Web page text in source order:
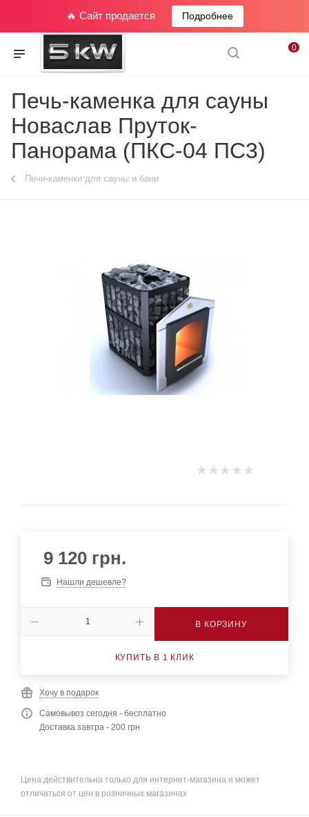
🔥 Сайт продается Подробнее
0
Печь-каменка для сауны
Новаслав Пруток-
Панорама (ПКС-04 ПС3)
Печи-каменки для сауны и бани
9 120 грн.
Нашли дешевле?
В КОРЗИНУ
КУПИТЬ В 1 КЛИК
Хочу в подарок
Самовывоз сегодня - бесплатно
Доставка завтра - 200 грн
Цена действительна только для интернет-магазина и может
отличаться от цен в розничных магазинах